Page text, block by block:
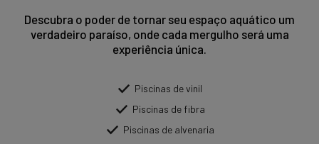
Descubra o poder de tornar seu espaço aquático um
verdadeiro paraíso, onde cada mergulho será uma
experiência única.
Piscinas de vinil
Piscinas de fibra
Piscinas de alvenaria